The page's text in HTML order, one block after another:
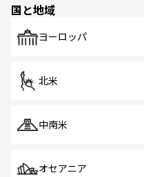
で、ホーカーズは
国と地域
ヨーロッパ
北米
中南米
オセアニア